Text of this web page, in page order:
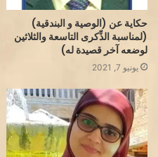
حكاية عن (الوصية و البندقية)
(لمناسبة الذِّكرى التاسعة والثلاثين
لوضعه آخر قصيدة له)
يونيو 7, 2021